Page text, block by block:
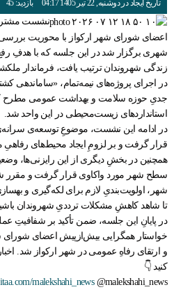
تاریخ ایجاد در دوشنبه, 22 تیر 1405 04:17 بازدید: 45
نشست مشترک
اعضای شورای شهر ارکواز با محوریت
شهری برگزار شد در این جلسه که با هدفِ
زندگی شهروندان ترتیب یافت، فرماندار
در اجرای پروژه‌های نیمه‌تمام، «ساماندهی
جدیِ حوزه سلامت و بهداشت عمومی مطرح
استانداردهای زیست‌محیطی در این واحد شد.
در ادامه این نشست، موضوعِ توسعه‌ی
قرار گرفت و بر لزومِ ایجاد محیط‌های رفاهیِ
همچنین در بخشِ دیگری از این رایزنی‌ها،
سطح شهر مورد واکاوی قرار گرفت و مقرر
شهر، اولویت‌بندیِ لازم برای لکه‌گیری و
تا شاهد کاهشِ مشکلات ترددیِ شهروندان
در پایانِ این جلسه، ضمن تأکید بر شفافیتِ
خواستار همگرایی بیش‌ازپیش اعضای
و ارتقای رفاهِ عمومی در شهر ارکواز شد.
کنید 👇
malekshahi_news@malekshahi_news